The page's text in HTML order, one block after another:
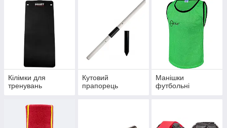
Кілімки для
тренувань
Кутовий
прапорець
Манішки
футбольні